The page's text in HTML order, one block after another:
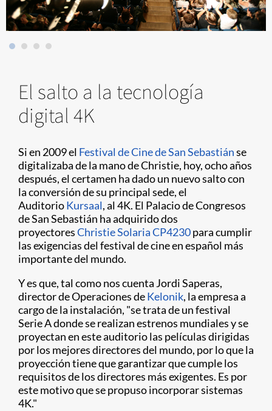
El salto a la tecnología
digital 4K
Si en 2009 el Festival de Cine de San Sebastiánse
digitalizaba de la mano de Christie, hoy, ocho años
después, el certamen ha dado un nuevo salto con
la conversión de su principal sede, el
AuditorioKursaal, al 4K. El Palacio de Congresos
de San Sebastián ha adquirido dos
proyectoresChristie Solaria CP4230para cumplir
las exigencias del festival de cine en español más
importante del mundo.
Y es que, tal como nos cuenta Jordi Saperas,
director de Operaciones deKelonik, la empresa a
cargo de la instalación, "se trata de un festival
Serie A donde se realizan estrenos mundiales y se
proyectan en este auditorio las películas dirigidas
por los mejores directores del mundo, por lo que la
proyección tiene que garantizar que cumple los
requisitos de los directores más exigentes. Es por
este motivo que se propuso incorporar sistemas
4K."